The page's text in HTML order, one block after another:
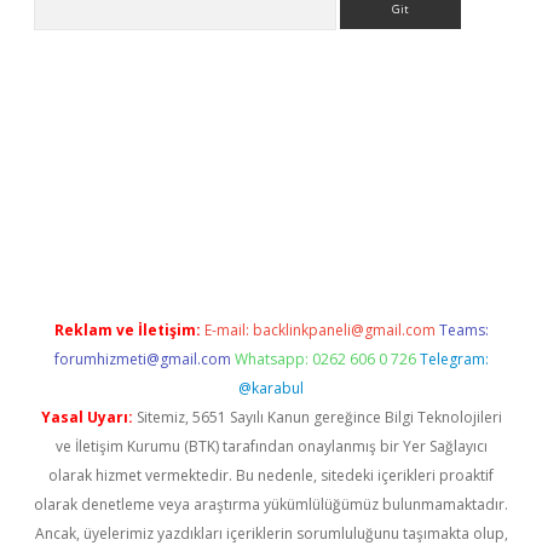
Reklam ve İletişim: E-mail: backlinkpaneli@gmail.com Teams:
forumhizmeti@gmail.com Whatsapp: 0262 606 0 726 Telegram:
@karabul
Yasal Uyarı: Sitemiz, 5651 Sayılı Kanun gereğince Bilgi Teknolojileri
ve İletişim Kurumu (BTK) tarafından onaylanmış bir Yer Sağlayıcı
olarak hizmet vermektedir. Bu nedenle, sitedeki içerikleri proaktif
olarak denetleme veya araştırma yükümlülüğümüz bulunmamaktadır.
Ancak, üyelerimiz yazdıkları içeriklerin sorumluluğunu taşımakta olup,